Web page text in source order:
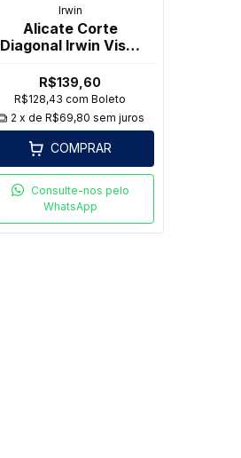
Irwin
Alicate Corte
Diagonal Irwin Vise-
R$139,60
R$128,43com Boleto
2 x de R$69,80 sem juros
COMPRAR
Consulte-nos pelo
WhatsApp